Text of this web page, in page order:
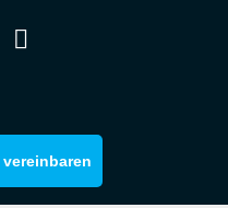
vereinbaren